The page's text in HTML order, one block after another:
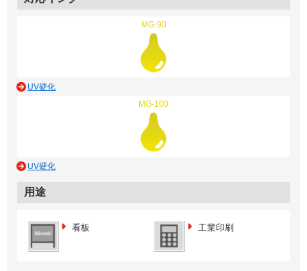
MG-90
UV硬化
MG-100
UV硬化
用途
看板 工業印刷